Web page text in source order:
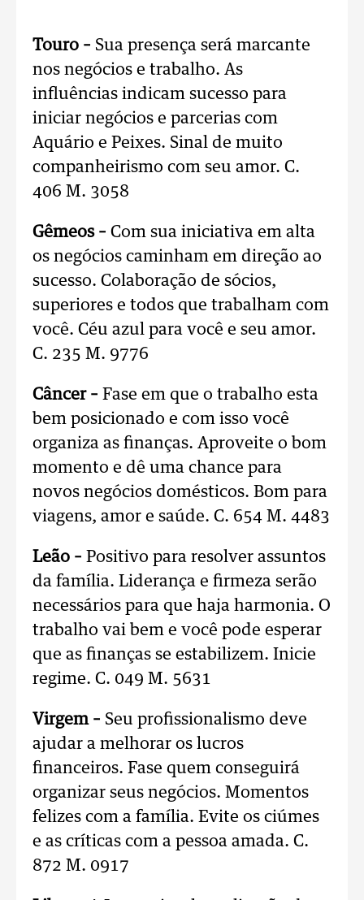
Touro – Sua presença será marcante
nos negócios e trabalho. As
influências indicam sucesso para
iniciar negócios e parcerias com
Aquário e Peixes. Sinal de muito
companheirismo com seu amor. C.
406 M. 3058
Gêmeos – Com sua iniciativa em alta
os negócios caminham em direção ao
sucesso. Colaboração de sócios,
superiores e todos que trabalham com
você. Céu azul para você e seu amor.
C. 235 M. 9776
Câncer – Fase em que o trabalho esta
bem posicionado e com isso você
organiza as finanças. Aproveite o bom
momento e dê uma chance para
novos negócios domésticos. Bom para
viagens, amor e saúde. C. 654 M. 4483
Leão – Positivo para resolver assuntos
da família. Liderança e firmeza serão
necessários para que haja harmonia. O
trabalho vai bem e você pode esperar
que as finanças se estabilizem. Inicie
regime. C. 049 M. 5631
Virgem – Seu profissionalismo deve
ajudar a melhorar os lucros
financeiros. Fase quem conseguirá
organizar seus negócios. Momentos
felizes com a família. Evite os ciúmes
e as críticas com a pessoa amada. C.
872 M. 0917